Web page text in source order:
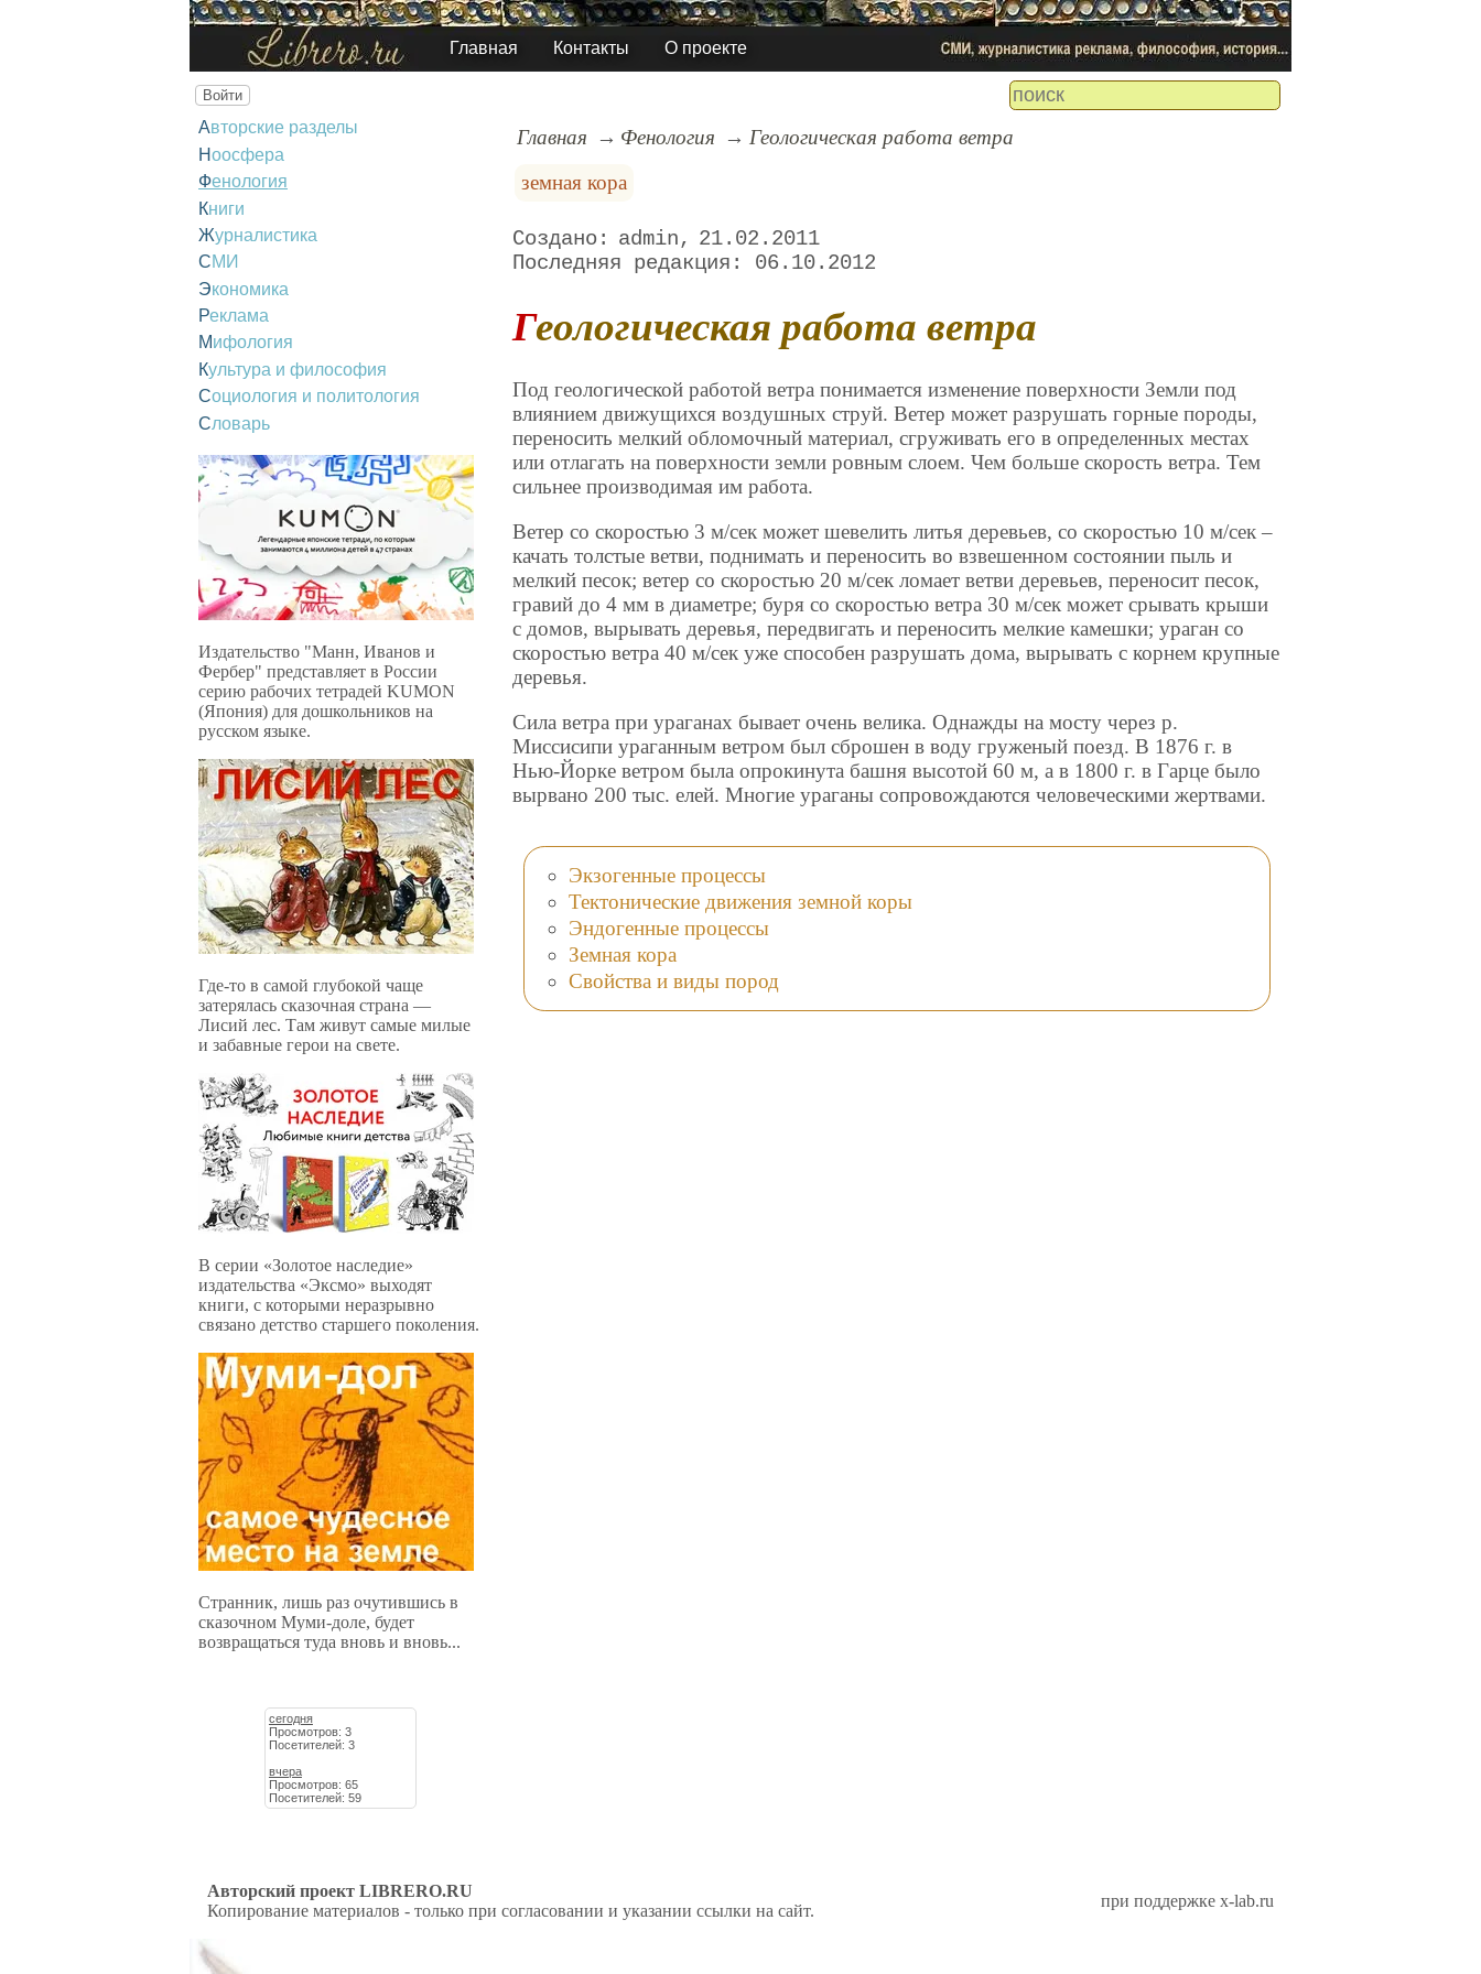
Главная Контакты О проекте
Войти
Авторские разделы
Ноосфера
Фенология
Книги
Журналистика
СМИ
Экономика
Реклама
Мифология
Культура и философия
Социология и политология
Словарь
Издательство "Манн, Иванов и
Фербер" представляет в России
серию рабочих тетрадей KUMON
(Япония) для дошкольников на
русском языке.
Где-то в самой глубокой чаще
затерялась сказочная страна —
Лисий лес. Там живут самые милые
и забавные герои на свете.
В серии «Золотое наследие»
издательства «Эксмо» выходят
книги, с которыми неразрывно
связано детство старшего поколения.
Странник, лишь раз очутившись в
сказочном Муми-доле, будет
возвращаться туда вновь и вновь...
сегодня
Просмотров: 3
Посетителей: 3
вчера
Просмотров: 65
Посетителей: 59
Главная Фенология
Геологическая работа ветра
земная кора
admin
21.02.2011
06.10.2012
Геологическая работа ветра
Под геологической работой ветра понимается изменение поверхности Земли под
влиянием движущихся воздушных струй. Ветер может разрушать горные породы,
переносить мелкий обломочный материал, сгруживать его в определенных местах
или отлагать на поверхности земли ровным слоем. Чем больше скорость ветра. Тем
сильнее производимая им работа.
Ветер со скоростью 3 м/сек может шевелить литья деревьев, со скоростью 10 м/сек –
качать толстые ветви, поднимать и переносить во взвешенном состоянии пыль и
мелкий песок; ветер со скоростью 20 м/сек ломает ветви деревьев, переносит песок,
гравий до 4 мм в диаметре; буря со скоростью ветра 30 м/сек может срывать крыши
с домов, вырывать деревья, передвигать и переносить мелкие камешки; ураган со
скоростью ветра 40 м/сек уже способен разрушать дома, вырывать с корнем крупные
деревья.
Сила ветра при ураганах бывает очень велика. Однажды на мосту через р.
Миссисипи ураганным ветром был сброшен в воду груженый поезд. В 1876 г. в
Нью-Йорке ветром была опрокинута башня высотой 60 м, а в 1800 г. в Гарце было
вырвано 200 тыс. елей. Многие ураганы сопровождаются человеческими жертвами.
Экзогенные процессы
Тектонические движения земной коры
Эндогенные процессы
Земная кора
Свойства и виды пород
Авторский проект LIBRERO.RU
Копирование материалов - только при согласовании и указании ссылки на сайт.
при поддержке x-lab.ru